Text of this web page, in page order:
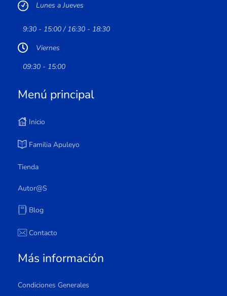
Lunes a Jueves
9:30 - 15:00 / 16:30 - 18:30
Viernes
09:30 - 15:00
Menú principal
Inicio
Familia Apuleyo
Tienda
Autor@s
Blog
Contacto
Más información
Condiciones Generales